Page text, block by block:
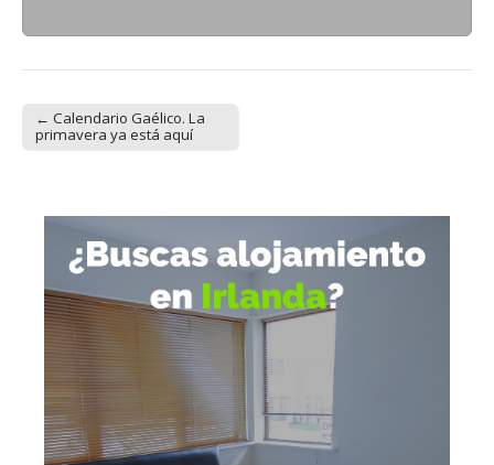
Post navigation
← Calendario Gaélico. La
primavera ya está aquí